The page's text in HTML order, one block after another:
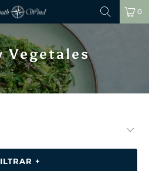
0
Vegetales
FILTRAR +